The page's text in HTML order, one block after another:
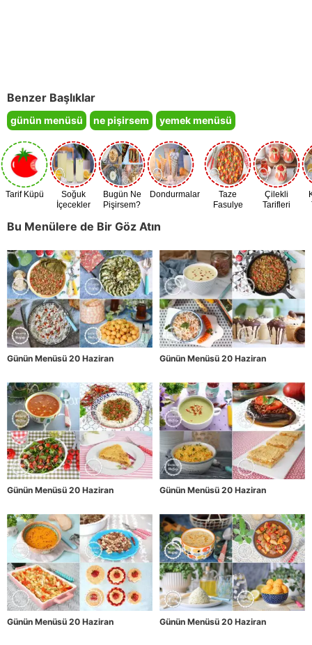
Benzer Başlıklar
günün menüsü ne pişirsem yemek menüsü
Tarif Küpü
Soğuk
İçecekler
Bugün Ne
Pişirsem?
Dondurmalar
Taze
Fasulye
Çilekli
Tarifleri
Bu Menülere de Bir Göz Atın
Günün Menüsü 20 Haziran Günün Menüsü 20 Haziran
Günün Menüsü 20 Haziran Günün Menüsü 20 Haziran
Günün Menüsü 20 Haziran Günün Menüsü 20 Haziran